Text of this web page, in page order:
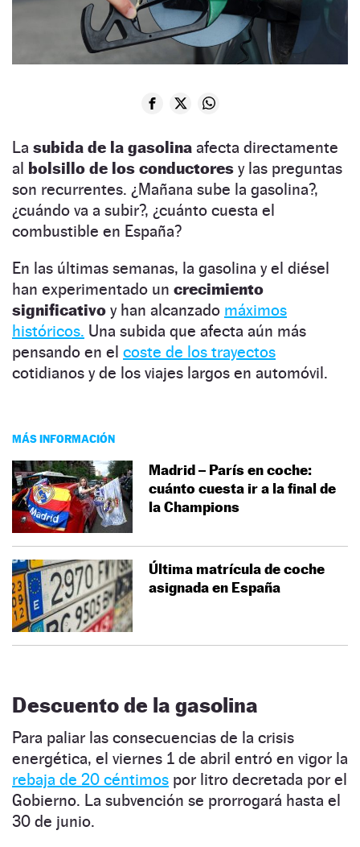
La subida de la gasolina afecta directamente
al bolsillo de los conductores y las preguntas
son recurrentes. ¿Mañana sube la gasolina?,
¿cuándo va a subir?, ¿cuánto cuesta el
combustible en España?
En las últimas semanas, la gasolina y el diésel
han experimentado un crecimiento
significativo y han alcanzado máximos
históricos. Una subida que afecta aún más
pensando en el coste de los trayectos
cotidianos y de los viajes largos en automóvil.
MÁS INFORMACIÓN
Madrid – París en coche:
cuánto cuesta ir a la final de
la Champions
Última matrícula de coche
asignada en España
Descuento de la gasolina
Para paliar las consecuencias de la crisis
energética, el viernes 1 de abril entró en vigor la
rebaja de 20 céntimos por litro decretada por el
Gobierno. La subvención se prorrogará hasta el
30 de junio.